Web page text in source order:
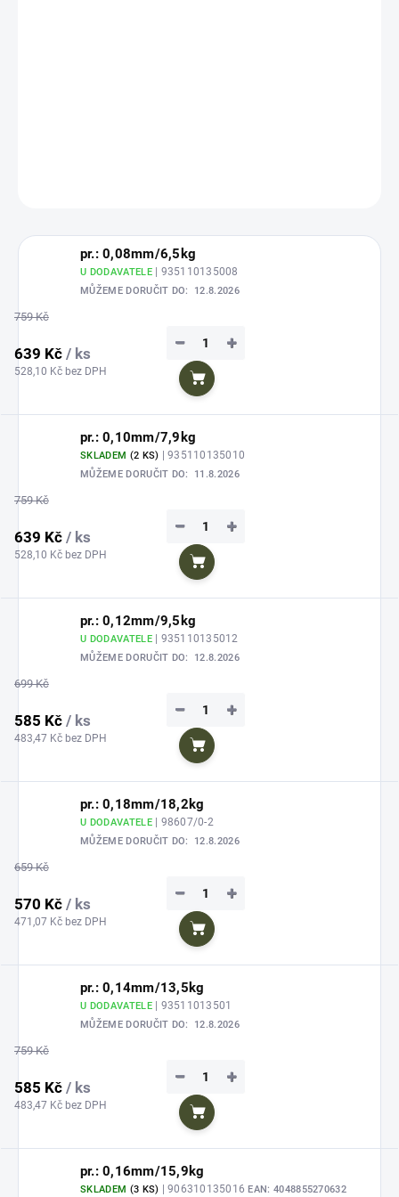
pr.: 0,08mm/6,5kg
U DODAVATELE | 935110135008
MŮŽEME DORUČIT DO: 12.8.2026
759 Kč
639 Kč / ks
528,10 Kč bez DPH
+
−
Do košíku
pr.: 0,10mm/7,9kg
SKLADEM (2 KS) | 935110135010
MŮŽEME DORUČIT DO: 11.8.2026
759 Kč
639 Kč / ks
528,10 Kč bez DPH
+
−
Do košíku
pr.: 0,12mm/9,5kg
U DODAVATELE | 935110135012
MŮŽEME DORUČIT DO: 12.8.2026
699 Kč
585 Kč / ks
483,47 Kč bez DPH
+
−
Do košíku
pr.: 0,18mm/18,2kg
U DODAVATELE | 98607/0-2
MŮŽEME DORUČIT DO: 12.8.2026
659 Kč
570 Kč / ks
471,07 Kč bez DPH
+
−
Do košíku
pr.: 0,14mm/13,5kg
U DODAVATELE | 93511013501
MŮŽEME DORUČIT DO: 12.8.2026
759 Kč
585 Kč / ks
483,47 Kč bez DPH
+
−
Do košíku
pr.: 0,16mm/15,9kg
SKLADEM (3 KS) | 906310135016EAN: 4048855270632